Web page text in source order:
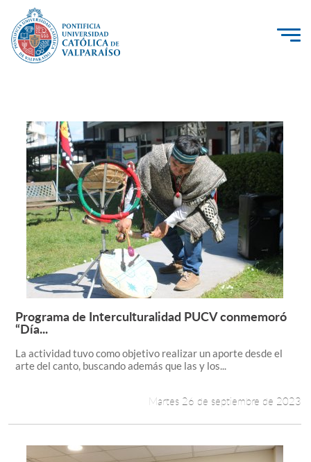
PUCV Internacional
Vinculación con el Medio
Admisión
Pregrado
Postgrado
Formación Continua
Estudiantes
Alumni
Leer más +
Programa de Interculturalidad PUCV conmemoró
“Día...
La actividad tuvo como objetivo realizar un aporte desde el
arte del canto, buscando además que las y los...
Martes 26 de septiembre de 2023